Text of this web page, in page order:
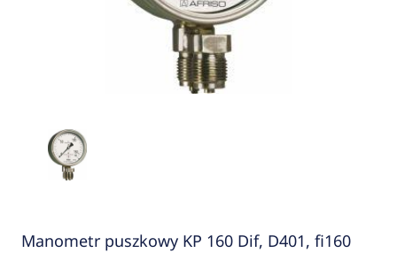
Manometr puszkowy KP 160 Dif, D401, fi160